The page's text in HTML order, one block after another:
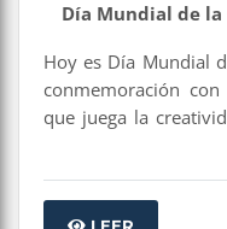
Día Mundial de
Hoy es Día Mundial
conmemoración
que juega la
problemáticas,